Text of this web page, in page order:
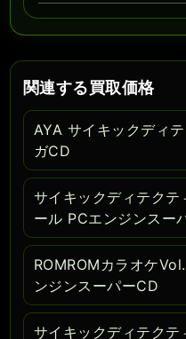
関連する買取価格
AYA サイキックディ
ガCD
サイキックディテク
ール PCエンジンスー
ROMROMカラオケ
ンジンスーパーCD
サイキックディテク